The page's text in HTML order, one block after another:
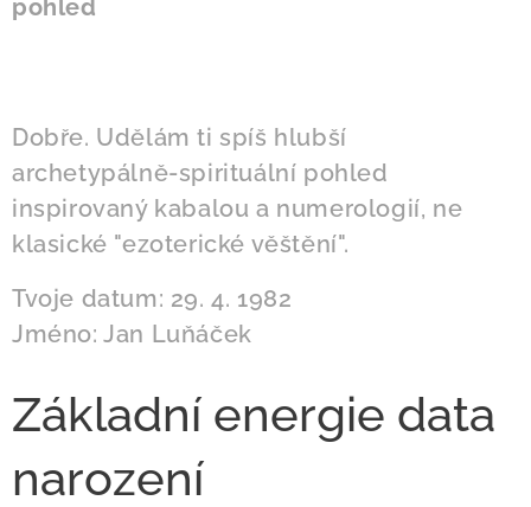
pohled
Dobře. Udělám ti spíš hlubší
archetypálně-spirituální pohled
inspirovaný kabalou a numerologií, ne
klasické "ezoterické věštění".
Tvoje datum: 29. 4. 1982
Jméno: Jan Luňáček
Základní energie data
narození